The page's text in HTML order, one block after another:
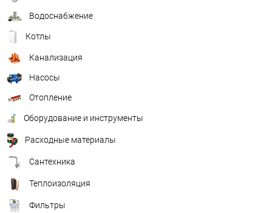
Водоснабжение
Котлы
Канализация
Насосы
Отопление
Оборудование и инструменты
Расходные материалы
Сантехника
Теплоизоляция
Фильтры